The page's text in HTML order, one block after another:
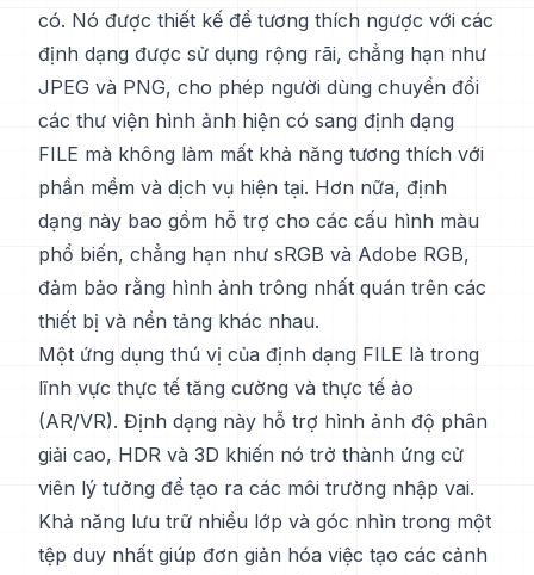
có. Nó được thiết kế để tương thích ngược với các
định dạng được sử dụng rộng rãi, chẳng hạn như
JPEG và PNG, cho phép người dùng chuyển đổi
các thư viện hình ảnh hiện có sang định dạng
FILE mà không làm mất khả năng tương thích với
phần mềm và dịch vụ hiện tại. Hơn nữa, định
dạng này bao gồm hỗ trợ cho các cấu hình màu
phổ biến, chẳng hạn như sRGB và Adobe RGB,
đảm bảo rằng hình ảnh trông nhất quán trên các
thiết bị và nền tảng khác nhau.
Một ứng dụng thú vị của định dạng FILE là trong
lĩnh vực thực tế tăng cường và thực tế ảo
(AR/VR). Định dạng này hỗ trợ hình ảnh độ phân
giải cao, HDR và 3D khiến nó trở thành ứng cử
viên lý tưởng để tạo ra các môi trường nhập vai.
Khả năng lưu trữ nhiều lớp và góc nhìn trong một
tệp duy nhất giúp đơn giản hóa việc tạo các cảnh